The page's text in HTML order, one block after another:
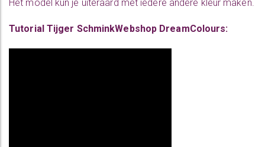
Het model kun je uiteraard met iedere andere kleur maken.
Tutorial Tijger SchminkWebshop DreamColours: